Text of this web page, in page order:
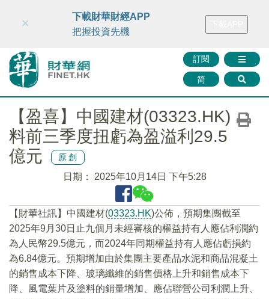
財華智庫網 FINTV FINMETA 財華證券 媒體矩陣
訂閱
简
×
下載財華財經APP
把握投資先機
【盈喜】中國建材(03323.HK)
料前三季度扭虧為盈溢利29.5
億元
原創
日期： 2025年10月14日 下午5:28
【財華社訊】中國建材(03323.HK)公佈，預期集團截至
2025年9月30日止九個月未經審核的權益持有人應佔利潤約
為人民幣29.5億元，而2024年同期權益持有人應佔虧損約
為6.84億元。預期增加由於集團主要產品水泥和商品混凝土
的銷售成本下降、玻璃纖維的銷售價格上升和銷售成本下
降、風電葉片及塗料的銷量增加、應佔聯營公司利潤上升、